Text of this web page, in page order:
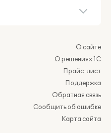
О сайте
О решениях 1С
Прайс-лист
Поддержка
Обратная связь
Сообщить об ошибке
Карта сайта